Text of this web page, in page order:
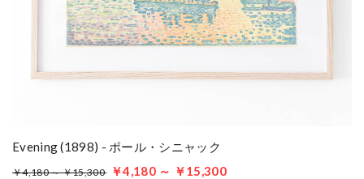
Evening (1898) - ポール・シニャック
￥4,180 ～ ￥15,300 ￥4,180 ～ ￥15,300